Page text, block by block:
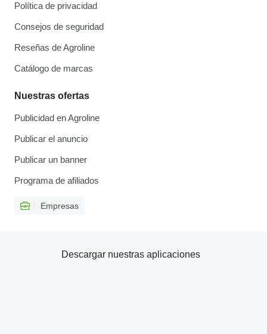
Política de privacidad
Consejos de seguridad
Reseñas de Agroline
Catálogo de marcas
Nuestras ofertas
Publicidad en Agroline
Publicar el anuncio
Publicar un banner
Programa de afiliados
Empresas
Descargar nuestras aplicaciones